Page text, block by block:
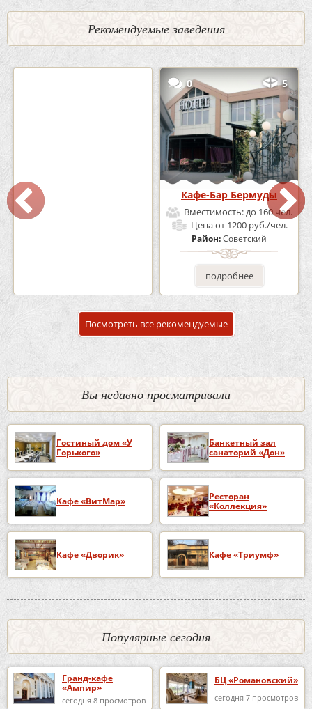
Рекомендуемые заведения
Кафе «Шишка»
Вместимость:
0 5
Кафе-Бар Бермуды
Вместимость:до 160 чел.
Ценаот 1200 руб./чел.
Район:Советский
подробнее
Посмотреть все рекомендуемые
Вы недавно просматривали
Гостиный дом «У
Горького»
Банкетный зал
санаторий «Дон»
Кафе «ВитМар»
Ресторан
«Коллекция»
Кафе «Дворик» Кафе «Триумф»
Популярные сегодня
Гранд-кафе
«Ампир»
сегодня 8 просмотров
БЦ «Романовский»
сегодня 7 просмотров